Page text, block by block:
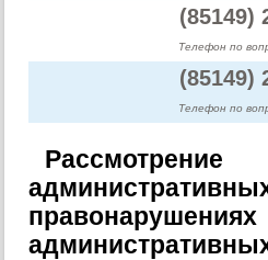
(85149)
Телефон по
(85149)
Телефон по